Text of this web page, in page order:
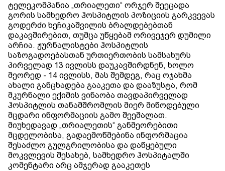
ტელეკომპანია „თრიალეთი“ ორჯერ შეეცადა
გორის სამხედრო ჰოსპიტლის პოზიციის გარკვევას
გოდერძი ხეჩიკაშვილის ბრალდებებთან
დაკავშირებით, თუმცა უწყებამ ორივეჯერ დუმილი
არჩია. ჟურნალისტები ჰოსპიტლის
საზოგადოებასთან ურთიერთობის სამსახურს
პირველად 13 ივლისს დაუკავშირდნენ, ხოლო
მეორედ - 14 ივლისს, მას შემდეგ, რაც ოჯახმა
ახალი განცხადება გააკეთა და დააზუსტა, რომ
მკურნალი ექიმის ვინაობა თავდაპირველად
ჰოსპიტლის თანამშრომლის მიერ მიწოდებული
მცდარი ინფორმაციის გამო შეეშალათ.
მიუხედავად „თრიალეთის“ განმეორებითი
მცდელობისა, გადაემოწმებინა ინფორმაცია
შესაძლო გულგრილობისა და დაწყებული
მოკვლევის შესახებ, სამხედრო ჰოსპიტალში
კომენტარი არც ამჯერად გააკეთეს